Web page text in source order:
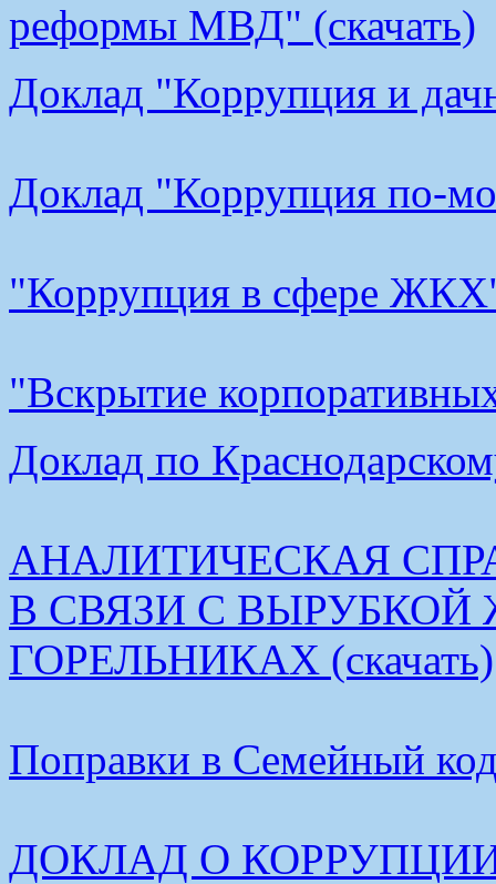
реформы МВД" (скачать)
Доклад "Коррупция и
Доклад "Коррупция по-
"Коррупция в сфере ЖКХ"
"Вскрытие
Доклад по
АНАЛИТИЧЕСКАЯ
В СВЯЗИ С
ГОРЕЛЬНИКАХ (скачать)
Поправки в Семейный
ДОКЛАД О КОРРУПЦИИ